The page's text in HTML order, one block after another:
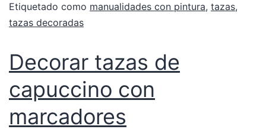
Etiquetado como manualidades con pintura, tazas,
tazas decoradas
Decorar tazas de
capuccino con
marcadores